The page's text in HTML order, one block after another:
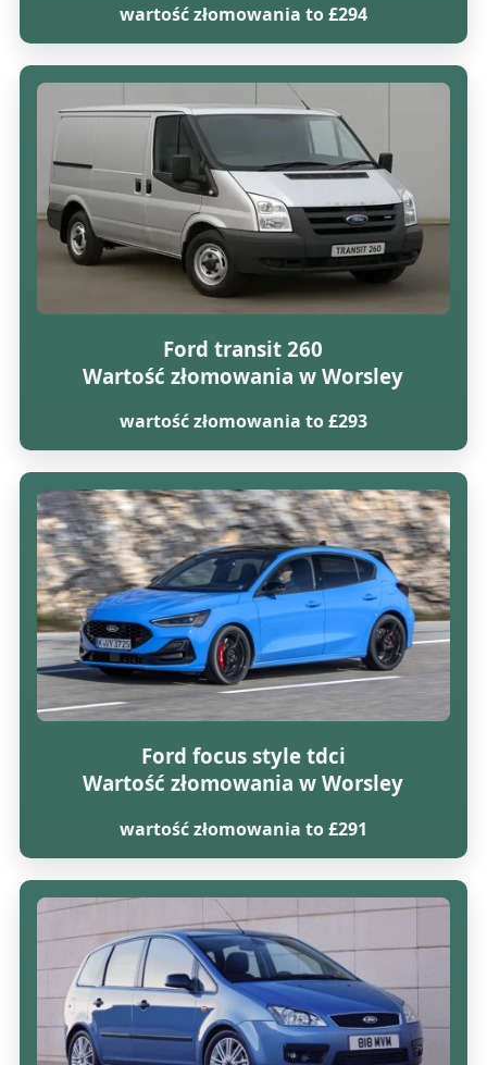
wartość złomowania to £294
Ford transit 260
Wartość złomowania w Worsley
wartość złomowania to £293
Ford focus style tdci
Wartość złomowania w Worsley
wartość złomowania to £291